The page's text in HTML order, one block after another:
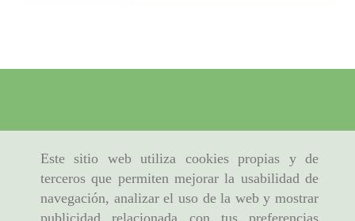
Este sitio web utiliza cookies propias y de
terceros que permiten mejorar la usabilidad de
navegación, analizar el uso de la web y mostrar